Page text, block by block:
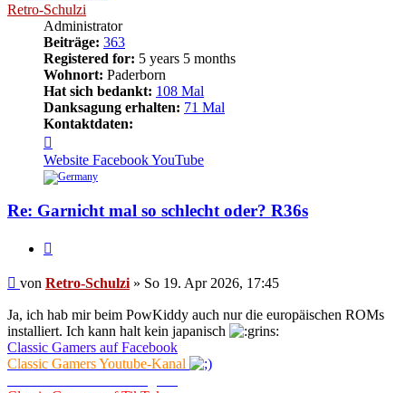
Retro-Schulzi
Administrator
Beiträge: 363
Registered for: 5 years 5 months
Wohnort: Paderborn
Hat sich bedankt: 108 Mal
Danksagung erhalten: 71 Mal
Kontaktdaten:
von
Retro-
Schulzi
Website FacebookYouTube
Re: Garnicht mal so schlecht oder? R36s
Beitrag
von Retro-Schulzi » So 19. Apr 2026, 17:45
Ja, ich hab mir beim PowKiddy auch nur die europäischen ROMs
installiert. Ich kann halt kein japanisch
Classic Gamers auf Facebook
Classic Gamers Youtube-Kanal